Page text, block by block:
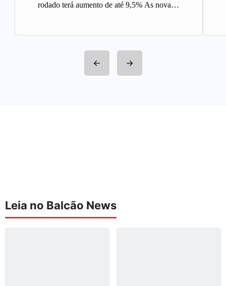
rodado terá aumento de até 9,5% As novas
Leia no Balcão News